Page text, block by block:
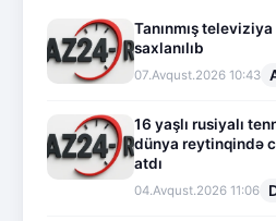
Tanınmış
saxlanılıb
07.Avqust.2026 10:43
16 yaşlı rusiyalı
dünya reytinqində
atdı
04.Avqust.2026 11:06